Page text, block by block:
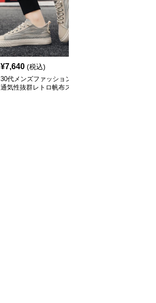
¥7,640 (税込)
30代メンズファッション
通気性抜群レトロ帆布ス